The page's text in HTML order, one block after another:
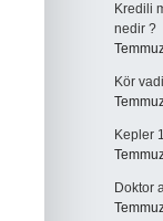
Kredili
nedir ?
Kör
Kepler
Doktor